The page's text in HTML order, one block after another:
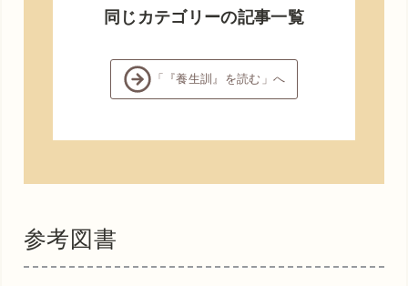
同じカテゴリーの記事一覧
「『養生訓』を読む」へ
参考図書